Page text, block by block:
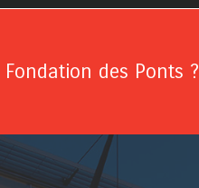
des Ponts ?